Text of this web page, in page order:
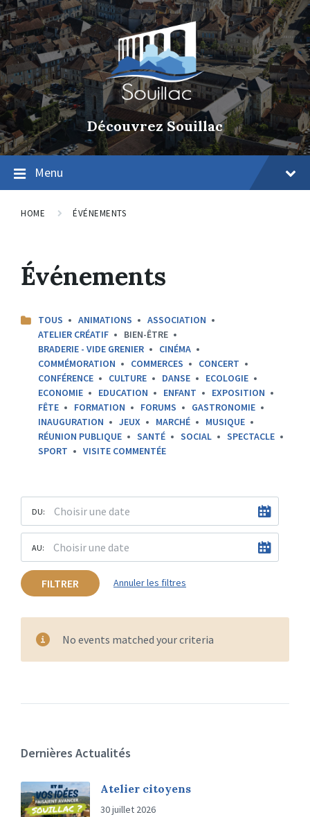
Découvrez Souillac
Menu
HOME ÉVÉNEMENTS
Événements
CATEGORIES:
TOUS ANIMATIONS
ASSOCIATION
ATELIER CRÉATIF
BIEN-ÊTRE
BRADERIE - VIDE GRENIER
CINÉMA
COMMÉMORATION
COMMERCES
CONCERT
CONFÉRENCE
CULTURE DANSE
ECOLOGIE
ECONOMIE
EDUCATION ENFANT
EXPOSITION
FÊTE
FORMATION FORUMS
GASTRONOMIE
INAUGURATION
JEUX MARCHÉ
MUSIQUE
RÉUNION PUBLIQUE
SANTÉ SOCIAL
SPECTACLE
SPORT
VISITE COMMENTÉE
DU:
AU:
FILTRER Annuler les filtres
No events matched your criteria
Dernières Actualités
Atelier citoyens
30 juillet 2026